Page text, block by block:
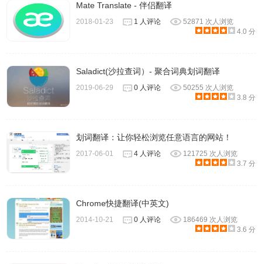
Mate Translate - 伴侣翻译
2018-01-23 1 人评论
52871 次人浏览
4.0 分
Saladict(沙拉查词）- 聚合词典划词翻译
2019-06-29 0 人评论
50255 次人浏览
3.8 分
划词翻译：让你轻松浏览任意语言的网站！
2017-06-01 4 人评论
121725 次人浏览
3.7 分
Chrome快捷翻译(中英文)
2014-10-21 0 人评论
186469 次人浏览
3.6 分